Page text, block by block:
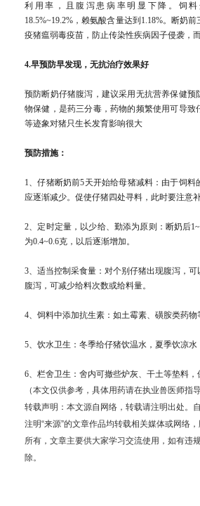
利用率，且腹泻患病率明显下降。饲
18.5%~19.2%，赖氨酸含量达到1.18%。断奶
疫猪瘟弱毒疫苗，防止传染性疾病因子侵袭，而
4.早预防早发现，无抗治疗效果好
预防断奶仔猪腹泻，建议采用无抗营养保健预
物保健，是药三分毒，药物的频繁使用可导致
等迹象对猪只生长发育影响很大
预防措施：
1、仔猪断奶前5天开始给母猪减料：由于饲料
应逐渐减少。促使仔猪四处寻料，此时要注意补
2、定时定量，以少给、勤添为原则：断奶后
为0.4~0.6克，以后逐渐增加。
3、适当控制采食量：对个别仔猪出现腹泻，
腹泻，可减少给料次数或给料量。
4、饲料中添加抗生素：如土霉素、 磺胺类药物
5、饮水卫生：冬季给仔猪饮温水，夏季饮凉水
6、栏舍卫生：舍内可撤些炉灰、干土等垫料，
（本文仅供参考，具体用药请在执业兽医师指
转载声明：本文源自网络，转载请注明出处。
注明“来源”的文章作品均转载相关媒体或网络
所有，文章主要供大家学习交流使用，如有违
除。